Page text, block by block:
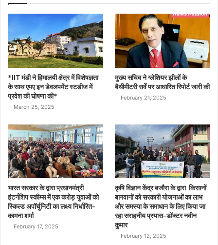
*IIT मंडी ने हिमालयी क्षेत्र में विशेषज्ञता
के साथ एमए इन डेवलपमेंट स्टडीज में
प्रवेश की घोषणा की*
March 25, 2025
मुख्य सचिव ने ग्लेशियर झीलों के
बैथीमीटरी सर्वे पर आधारित रिपोर्ट जारी की
February 21, 2025
भारत सरकार के द्वारा प्रधानमंत्री
इंटर्नशिप स्कीम्स में एक करोड़ युवाओं को
स्किल्ड अपॉर्चुनिटी का लक्ष्य निर्धारित-
कामना शर्मा
February 17, 2025
कृषि विज्ञान केंद्र बजौरा के द्वारा किसानों
बागवानों को सरकारी योजनाओं का लाभ
और समस्या के समाधान के लिए किया जा
रहा सराहनीय प्रयास-डॉक्टर नवीन
कुमार
February 12, 2025